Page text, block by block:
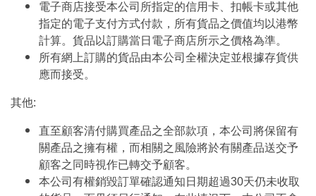
電子商店接受本公司所指定的信用卡、扣帳卡或其他
指定的電子支付方式付款，所有貨品之價值均以港幣
計算。貨品以訂購當日電子商店所示之價格為準。
所有網上訂購的貨品由本公司全權決定並根據存貨供
應而接受。
其他:
直至顧客清付購買產品之全部款項，本公司將保留有
關產品之擁有權，而相關之風險將於有關產品送交予
顧客之同時視作已轉交予顧客。
本公司有權銷毀訂單確認通知日期超過30天仍未收取